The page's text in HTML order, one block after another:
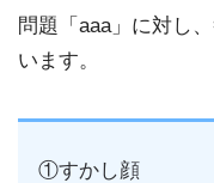
問題「aaa」に対し
います。
①すかし顔